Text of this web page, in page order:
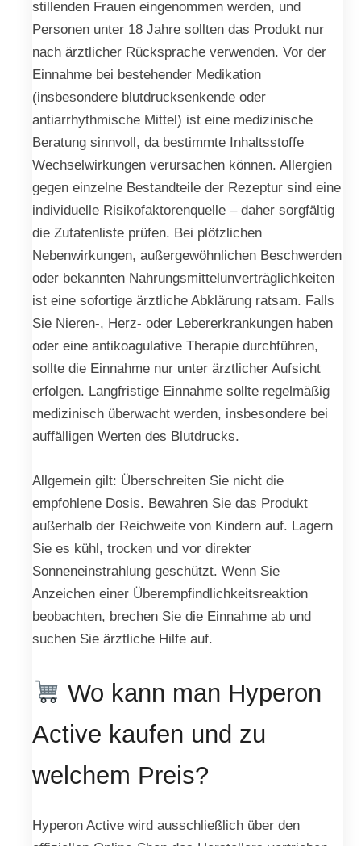
stillenden Frauen eingenommen werden, und
Personen unter 18 Jahre sollten das Produkt nur
nach ärztlicher Rücksprache verwenden. Vor der
Einnahme bei bestehender Medikation
(insbesondere blutdrucksenkende oder
antiarrhythmische Mittel) ist eine medizinische
Beratung sinnvoll, da bestimmte Inhaltsstoffe
Wechselwirkungen verursachen können. Allergien
gegen einzelne Bestandteile der Rezeptur sind eine
individuelle Risikofaktorenquelle – daher sorgfältig
die Zutatenliste prüfen. Bei plötzlichen
Nebenwirkungen, außergewöhnlichen Beschwerden
oder bekannten Nahrungsmittelunverträglichkeiten
ist eine sofortige ärztliche Abklärung ratsam. Falls
Sie Nieren-, Herz- oder Lebererkrankungen haben
oder eine antikoagulative Therapie durchführen,
sollte die Einnahme nur unter ärztlicher Aufsicht
erfolgen. Langfristige Einnahme sollte regelmäßig
medizinisch überwacht werden, insbesondere bei
auffälligen Werten des Blutdrucks.
Allgemein gilt: Überschreiten Sie nicht die
empfohlene Dosis. Bewahren Sie das Produkt
außerhalb der Reichweite von Kindern auf. Lagern
Sie es kühl, trocken und vor direkter
Sonneneinstrahlung geschützt. Wenn Sie
Anzeichen einer Überempfindlichkeitsreaktion
beobachten, brechen Sie die Einnahme ab und
suchen Sie ärztliche Hilfe auf.
Wo kann man Hyperon
Active kaufen und zu
welchem Preis?
Hyperon Active wird ausschließlich über den